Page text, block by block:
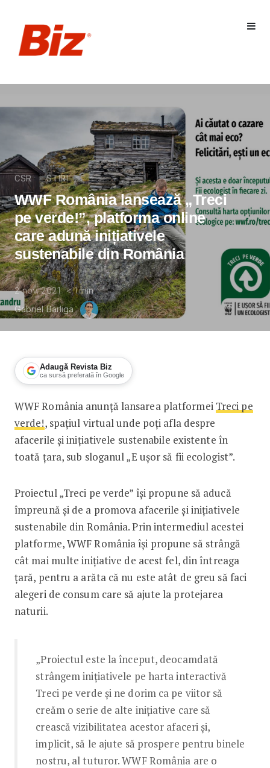
CSR STIRI
WWF România lansează „Treci
pe verde!”, platforma online
care adună inițiativele
sustenabile din România
2 nov. 2021 < 1min
Gabriel Barliga
Adaugă Revista Biz
ca sursă preferată în Google
WWF România lansează „Treci pe
WWF România anunță lansarea platformei Treci pe
verde!, spațiul virtual unde poți afla despre
afacerile și inițiativele sustenabile existente în
toată țara, sub sloganul „E ușor să fii ecologist”.
Proiectul „Treci pe verde” își propune să aducă
împreună și de a promova afacerile și inițiativele
sustenabile din România. Prin intermediul acestei
platforme, WWF România își propune să strângă
cât mai multe inițiative de acest fel, din întreaga
țară, pentru a arăta că nu este atât de greu să faci
alegeri de consum care să ajute la protejarea
naturii.
„Proiectul este la început, deocamdată
strângem inițiativele pe harta interactivă
Treci pe verde și ne dorim ca pe viitor să
creăm o serie de alte inițiative care să
crească vizibilitatea acestor afaceri și,
implicit, să le ajute să prospere pentru binele
nostru, al tuturor. WWF România are o